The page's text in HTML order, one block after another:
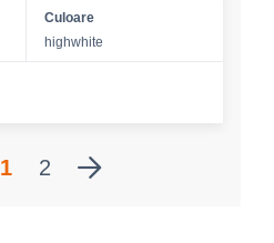
Culoare
highwhite
1 2